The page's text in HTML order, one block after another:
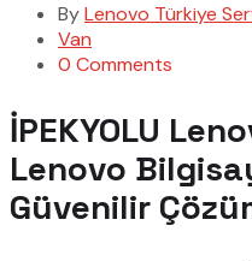
ByLenovo Türkiye
Van
0 Comments
İPEKYOLU
Lenovo
Güvenilir